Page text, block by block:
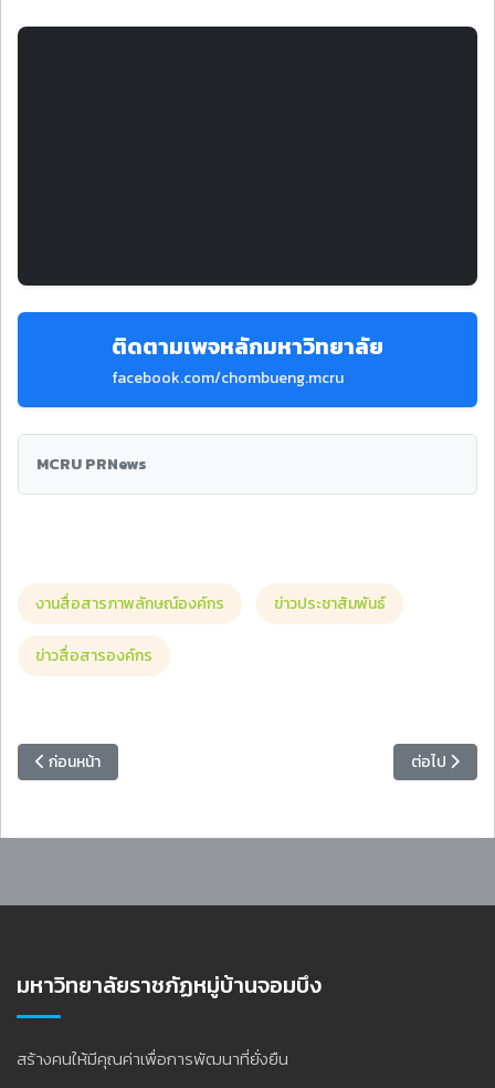
ติดตามเพจหลักมหาวิทยาลัย
facebook.com/chombueng.mcru
MCRU PRNews
งานสื่อสารภาพลักษณ์องค์กร ข่าวประชาสัมพันธ์
ข่าวสื่อสารองค์กร
เนื้อหาก่อนหน้า: ขอเชิญร่วมพิธีเปิด “พิพิธภัณฑ์แหล่งเรียนรู้ 8 ชาติพันธุ์”
ก่อนหน้า เนื้อหาถัดไ
ต่อไป
มหาวิทยาลัยราชภัฏหมู่บ้านจอมบึง
สร้างคนให้มีคุณค่าเพื่อการพัฒนาที่ยั่งยืน